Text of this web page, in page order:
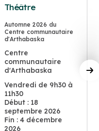
Théâtre
Automne 2026 du
Centre communautaire
d'Arthabaska
Centre
communautaire
d'Arthabaska
Vendredi de 9h30 à
11h30
Début : 18
septembre 2026
Fin : 4 décembre
2026